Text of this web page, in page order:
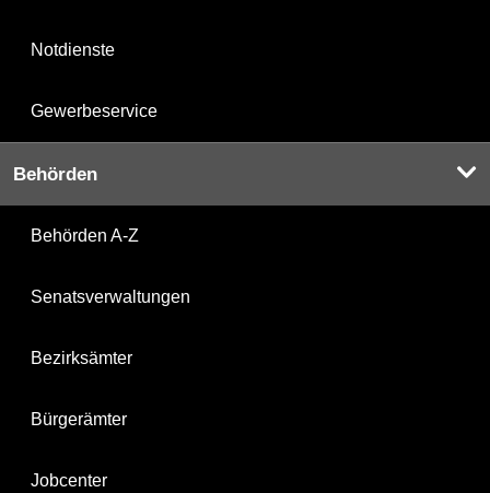
Notdienste
Gewerbeservice
Behörden
Behörden A-Z
Senatsverwaltungen
Bezirksämter
Bürgerämter
Jobcenter